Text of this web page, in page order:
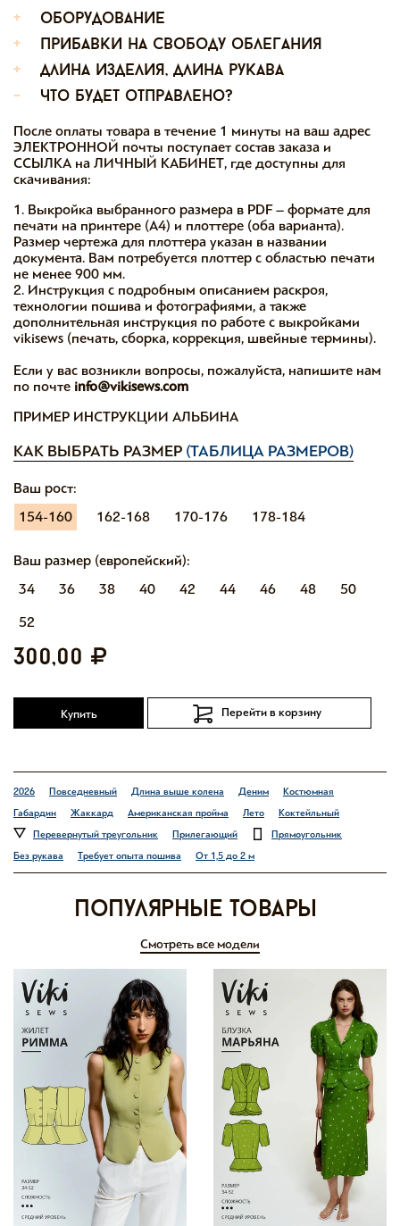
+
оборудование
+
прибавки на свободу облегания
+
длина изделия, длина рукава
-
что будет отправлено?
После оплаты товара в течение 1 минуты на ваш адрес
ЭЛЕКТРОННОЙ почты поступает состав заказа и
ССЫЛКА на ЛИЧНЫЙ КАБИНЕТ, где доступны для
скачивания:
1. Выкройка выбранного размера в PDF – формате для
печати на принтере (А4) и плоттере (оба варианта).
Размер чертежа для плоттера указан в названии
документа. Вам потребуется плоттер с областью печати
не менее 900 мм.
2. Инструкция с подробным описанием раскроя,
технологии пошива и фотографиями, а также
дополнительная инструкция по работе с выкройками
vikisews (печать, сборка, коррекция, швейные термины).
Если у вас возникли вопросы, пожалуйста, напишите нам
по почте info@vikisews.com
ПРИМЕР ИНСТРУКЦИИ АЛЬБИНА
КАК ВЫБРАТЬ РАЗМЕР (ТАБЛИЦА РАЗМЕРОВ)
Ваш рост:
154-160
162-168 170-176 178-184
Ваш размер (европейский):
34
36 38 40 42 44 46 48
50
52
300,00
Купить Перейти в корзину
2026 Повседневный Длина выше колена Деним
Костюмная
Габардин
Жаккард Американская пройма Лето
Коктейльный
Перевернутый треугольник
Прилегающий
Прямоугольник
Без рукава
Требует опыта пошива От 1,5 до 2 м
Популярные товары
Смотреть все модели